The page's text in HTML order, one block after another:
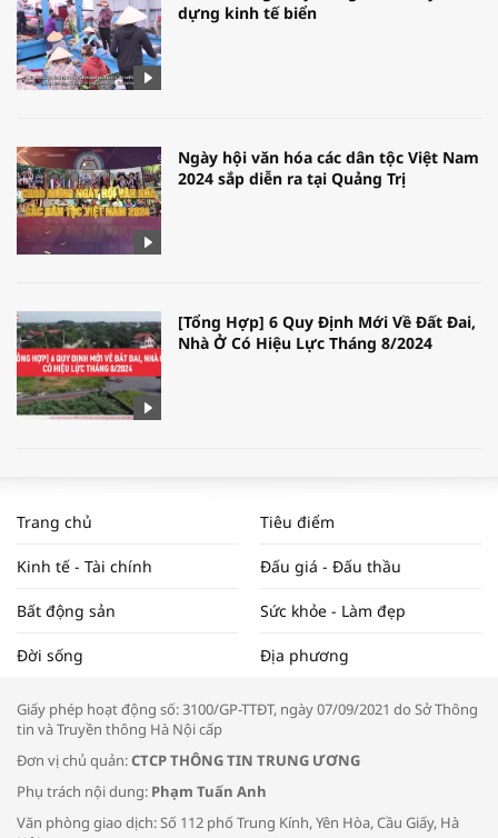
dựng kinh tế biển
Ngày hội văn hóa các dân tộc Việt Nam
2024 sắp diễn ra tại Quảng Trị
[Tổng Hợp] 6 Quy Định Mới Về Đất Đai,
Nhà Ở Có Hiệu Lực Tháng 8/2024
NAM NĂM 2024 VÀ NĂM 2025 | NHỊP
ĐẬP THỊ TRƯỜNG #62
Tọa đàm “Xúc tiến thương mại: Khơi
Bác sĩ tư vấn cách phòng tránh bệnh
Trang chủ Tiêu điểm
Kinh tế - Tài chính Đấu giá - Đấu thầu
Bất động sản Sức khỏe - Làm đẹp
Đời sống Địa phương
Giấy phép hoạt động số: 3100/GP-TTĐT, ngày 07/09/2021 do Sở Thông
tin và Truyền thông Hà Nội cấp
Đơn vị chủ quản:CTCP THÔNG TIN TRUNG ƯƠNG
Phụ trách nội dung: Phạm Tuấn Anh
Văn phòng giao dịch: Số 112 phố Trung Kính, Yên Hòa, Cầu Giấy, Hà